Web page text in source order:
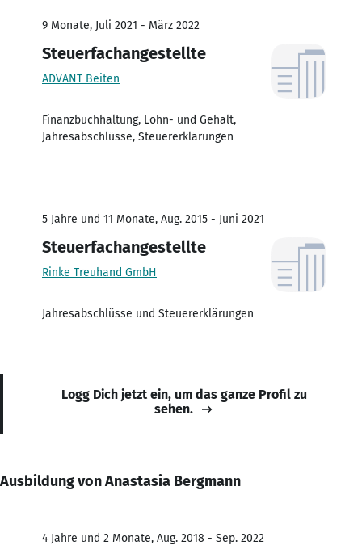
9 Monate, Juli 2021 - März 2022
Steuerfachangestellte
ADVANT Beiten
Finanzbuchhaltung, Lohn- und Gehalt,
Jahresabschlüsse, Steuererklärungen
5 Jahre und 11 Monate, Aug. 2015 - Juni 2021
Steuerfachangestellte
Rinke Treuhand GmbH
Jahresabschlüsse und Steuererklärungen
Logg Dich jetzt ein, um das ganze Profil zu
sehen.
Ausbildung von Anastasia Bergmann
4 Jahre und 2 Monate, Aug. 2018 - Sep. 2022